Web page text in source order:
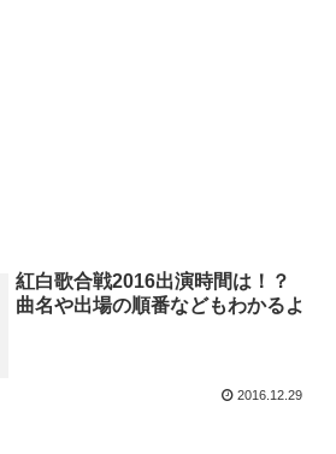
紅白歌合戦2016出演時間は！？
曲名や出場の順番などもわかるよ
2016.12.29